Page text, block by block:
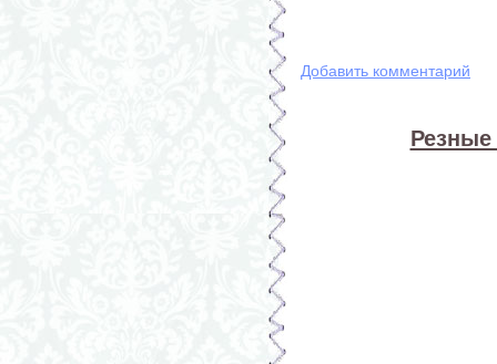
Добавить комментарий
Резные